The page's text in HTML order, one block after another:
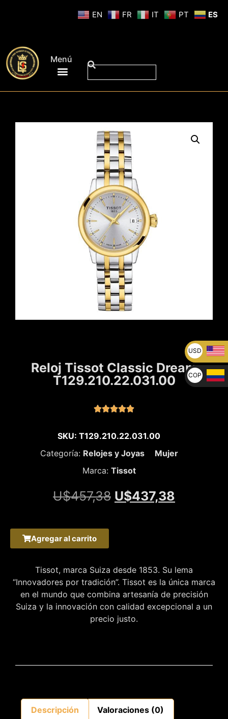
Menú
Reloj Tissot Classic Dream
T129.210.22.031.00

SKU: T129.210.22.031.00
Categoría: Relojes y Joyas
Mujer
Marca: Tissot
U$457,38 U$437,38
Agregar al carrito
Tissot, marca Suiza desde 1853. Su lema
“Innovadores por tradición”. Tissot es la única marca
en el mundo que combina artesanía de precisión
Suiza y la innovación con calidad excepcional a un
precio justo.
Descripción Valoraciones (0)
EN FR IT PT ES
USD
U$
COP
$